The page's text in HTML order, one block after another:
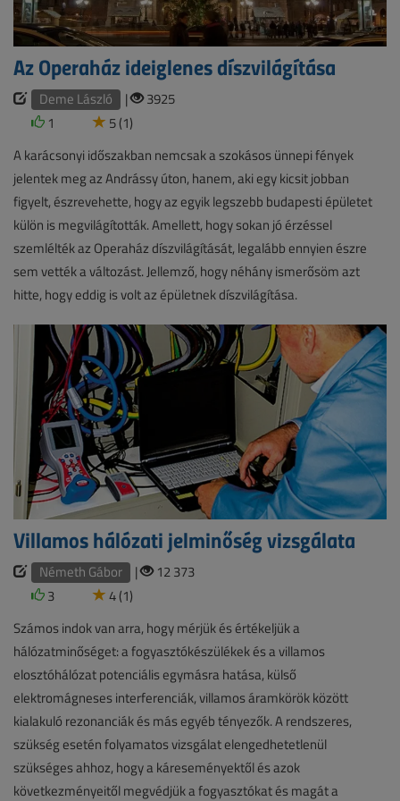
Az Operaház ideiglenes díszvilágítása
Deme László |
3925
1
5 (1)
A karácsonyi időszakban nemcsak a szokásos ünnepi fények
jelentek meg az Andrássy úton, hanem, aki egy kicsit jobban
figyelt, észrevehette, hogy az egyik legszebb budapesti épületet
külön is megvilágították. Amellett, hogy sokan jó érzéssel
szemlélték az Operaház díszvilágítását, legalább ennyien észre
sem vették a változást. Jellemző, hogy néhány ismerősöm azt
hitte, hogy eddig is volt az épületnek díszvilágítása.
Villamos hálózati jelminőség vizsgálata
Németh Gábor |
12 373
3
4 (1)
Számos indok van arra, hogy mérjük és értékeljük a
hálózatminőséget: a fogyasztókészülékek és a villamos
elosztóhálózat potenciális egymásra hatása, külső
elektromágneses interferenciák, villamos áramkörök között
kialakuló rezonanciák és más egyéb tényezők. A rendszeres,
szükség esetén folyamatos vizsgálat elengedhetetlenül
szükséges ahhoz, hogy a káreseményektől és azok
következményeitől megvédjük a fogyasztókat és magát a